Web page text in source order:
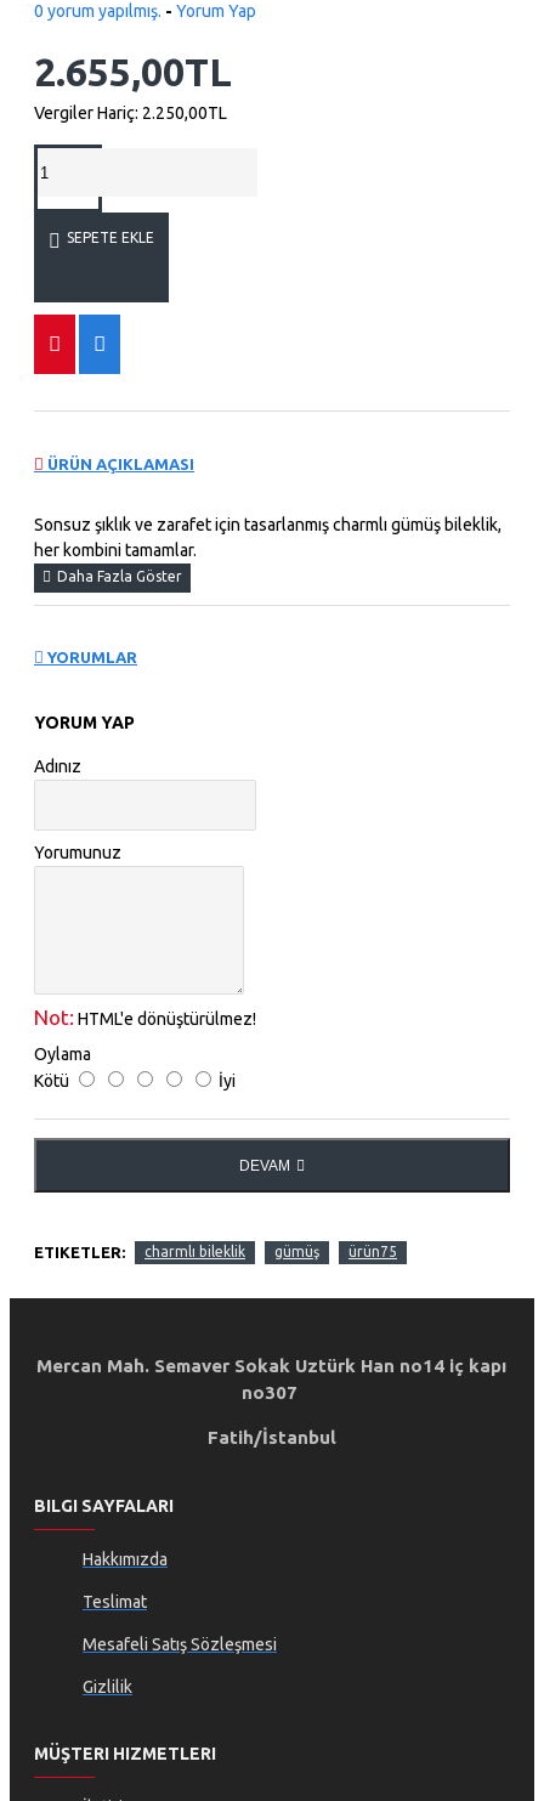
0 yorum yapılmış. - Yorum Yap
2.655,00TL
Vergiler Hariç: 2.250,00TL
SEPETE EKLE
ÜRÜN AÇIKLAMASI
Sonsuz şıklık ve zarafet için tasarlanmış charmlı gümüş bileklik,
her kombini tamamlar.
YORUMLAR
YORUM YAP
Adınız
Yorumunuz
Not: HTML'e dönüştürülmez!
Oylama
Kötü
İyi
DEVAM
ETIKETLER: charmlı bileklik gümüş ürün75
Mercan Mah. Semaver Sokak Uztürk Han no14 iç kapı
no307
Fatih/İstanbul
BILGI SAYFALARI
Hakkımızda
Teslimat
Mesafeli Satış Sözleşmesi
Gizlilik
MÜŞTERI HIZMETLERI